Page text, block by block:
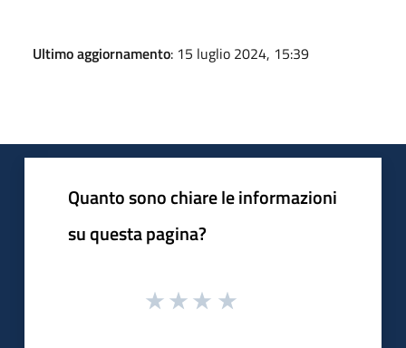
Ultimo aggiornamento: 15 luglio 2024, 15:39
Quanto sono chiare le informazioni
su questa pagina?